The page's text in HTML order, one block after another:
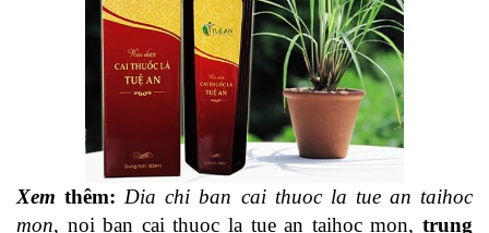
Xemthêm:Dia chi ban cai thuoc la tue an taihoc
mon, noi ban cai thuoc la tue an taihoc mon, trung